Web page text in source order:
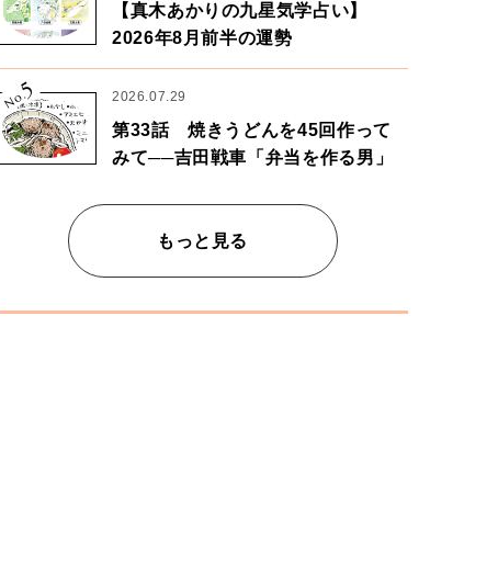
【真木あかりの九星気学占い】
2026年8月前半の運勢
No.
5 2026.07.29
第33話 焼きうどんを45回作って
みて──吉田戦車「弁当を作る男」
もっと見る